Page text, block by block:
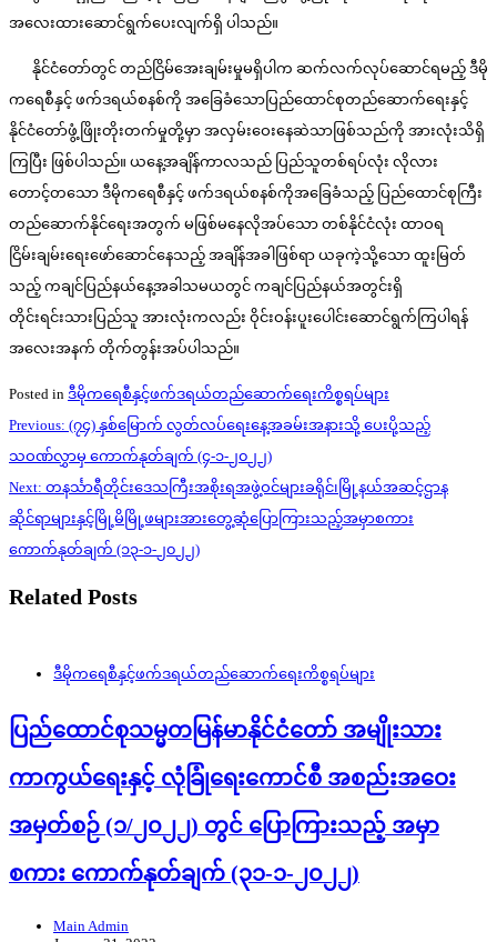
အလေးထားဆောင်ရွက်ပေးလျက်ရှိ ပါသည်။
နိုင်ငံတော်တွင် တည်ငြိမ်အေးချမ်းမှုမရှိပါက ဆက်လက်လုပ်ဆောင်ရမည့် ဒီမို
ကရေစီနှင့် ဖက်ဒရယ်စနစ်ကို အခြေခံသောပြည်ထောင်စုတည်ဆောက်ရေးနှင့်
နိုင်ငံတော်ဖွံ့ဖြိုးတိုးတက်မှုတို့မှာ အလှမ်းဝေးနေဆဲသာဖြစ်သည်ကို အားလုံးသိရှိ
ကြပြီး ဖြစ်ပါသည်။ ယနေ့အချိန်ကာလသည် ပြည်သူတစ်ရပ်လုံး လိုလား
တောင့်တသော ဒီမိုကရေစီနှင့် ဖက်ဒရယ်စနစ်ကိုအခြေခံသည့် ပြည်ထောင်စုကြီး
တည်ဆောက်နိုင်ရေးအတွက် မဖြစ်မနေလိုအပ်သော တစ်နိုင်ငံလုံး ထာဝရ
ငြိမ်းချမ်းရေးဖော်ဆောင်နေသည့် အချိန်အခါဖြစ်ရာ ယခုကဲ့သို့သော ထူးမြတ်
သည့် ကချင်ပြည်နယ်နေ့အခါသမယတွင် ကချင်ပြည်နယ်အတွင်းရှိ
တိုင်းရင်းသားပြည်သူ အားလုံးကလည်း ဝိုင်းဝန်းပူးပေါင်းဆောင်ရွက်ကြပါရန်
အလေးအနက် တိုက်တွန်းအပ်ပါသည်။
Posted in ဒီမိုကရေစီနှင့်ဖက်ဒရယ်တည်ဆောက်‌ရေးကိစ္စရပ်များ
Post
navigation
Previous: (၇၄) နှစ်မြောက် လွတ်လပ်ရေးနေ့အခမ်းအနားသို့ ပေးပို့သည့်
သဝဏ်လွှာမှ ကောက်နုတ်ချက် (၄-၁-၂၀၂၂)
Next: တနင်္သာရီတိုင်းဒေသကြီးအစိုးရအဖွဲ့ဝင်များခရိုင်၊မြို့နယ်အဆင့်ဌာန
ဆိုင်ရာများနှင့်မြို့မိမြို့ဖများအားတွေ့ဆုံပြောကြားသည့်အမှာစကား
ကောက်နုတ်ချက် (၁၃-၁-၂၀၂၂)
Related Posts
ဒီမိုကရေစီနှင့်ဖက်ဒရယ်တည်ဆောက်‌ရေးကိစ္စရပ်များ
ပြည်ထောင်စုသမ္မတမြန်မာနိုင်ငံတော် အမျိုးသား
ကာကွယ်ရေးနှင့် လုံခြုံရေးကောင်စီ အစည်းအဝေး
အမှတ်စဉ် (၁/၂၀၂၂) တွင် ပြောကြားသည့် အမှာ
စကား ကောက်နုတ်ချက် (၃၁-၁-၂၀၂၂)
Main Admin